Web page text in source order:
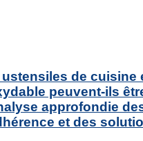
ustensiles de cuisine
peuvent-ils
approfondie
et des